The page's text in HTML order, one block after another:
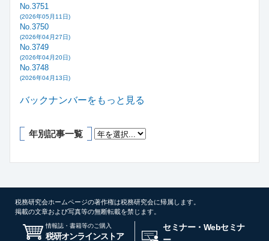
No.3751
(2026年05月11日)
No.3750
(2026年04月27日)
No.3749
(2026年04月20日)
No.3748
(2026年04月13日)
バックナンバーをもっと見る
年別記事一覧
税務研究会ホームページの著作権は税務研究会に帰属します。
掲載の文章および写真等の無断転載を禁じます。
情報誌・書籍等のご購入
税研オンラインストア
セミナー・Webセミナ